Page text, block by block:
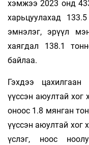
хэмжээ 2023 онд
харьцуулахад
эмнэлэг, эрүүл
хаягдал 138.1
байлаа.
Гэхдээ цахилгаан
үүссэн аюултай
оноос 1.8 мянган
үүссэн аюултай хог
үслэг, ноос